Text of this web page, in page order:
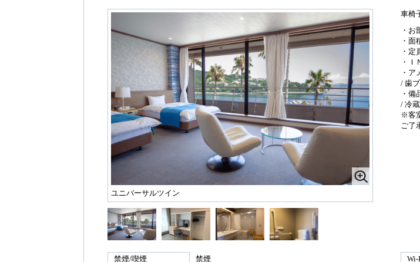
ユニバーサルツイン
車椅
・
・面
・
・Ｉ
・
/ 歯
・
/ 冷
※客
ご了
禁煙/喫煙 禁煙 Wi-